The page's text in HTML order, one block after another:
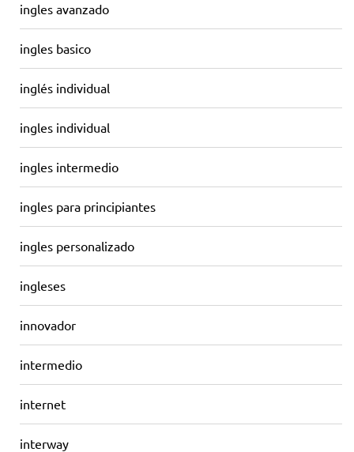
ingles avanzado
ingles basico
inglés individual
ingles individual
ingles intermedio
ingles para principiantes
ingles personalizado
ingleses
innovador
intermedio
internet
interway